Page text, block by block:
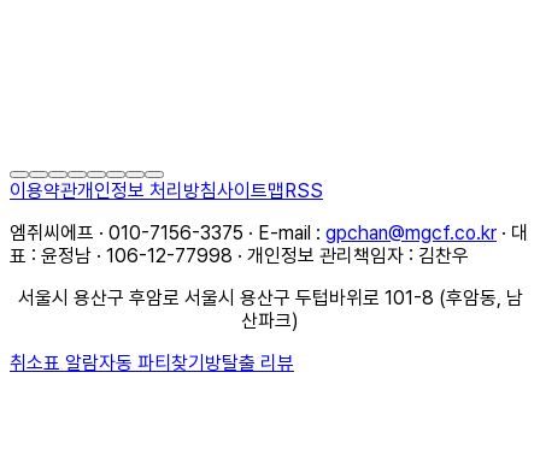
이용약관개인정보 처리방침사이트맵RSS
엠쥐씨에프 · 010-7156-3375 · E-mail : gpchan@mgcf.co.kr · 대
표 : 윤정남 · 106-12-77998 · 개인정보 관리책임자 : 김찬우
서울시 용산구 후암로 서울시 용산구 두텁바위로 101-8 (후암동, 남
산파크)
취소표 알람자동 파티찾기방탈출 리뷰